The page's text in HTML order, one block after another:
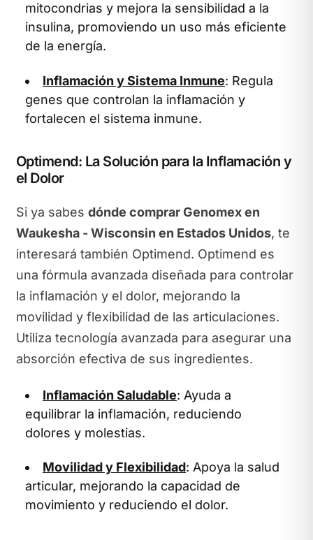
mitocondrias y mejora la sensibilidad a la
insulina, promoviendo un uso más eficiente
de la energía.
Inflamación y Sistema Inmune: Regula
genes que controlan la inflamación y
fortalecen el sistema inmune.
Optimend: La Solución para la Inflamación y
el Dolor
Si ya sabes dónde comprar Genomex en
Waukesha - Wisconsin en Estados Unidos, te
interesará también Optimend. Optimend es
una fórmula avanzada diseñada para controlar
la inflamación y el dolor, mejorando la
movilidad y flexibilidad de las articulaciones.
Utiliza tecnología avanzada para asegurar una
absorción efectiva de sus ingredientes.
Inflamación Saludable: Ayuda a
equilibrar la inflamación, reduciendo
dolores y molestias.
Movilidad y Flexibilidad: Apoya la salud
articular, mejorando la capacidad de
movimiento y reduciendo el dolor.